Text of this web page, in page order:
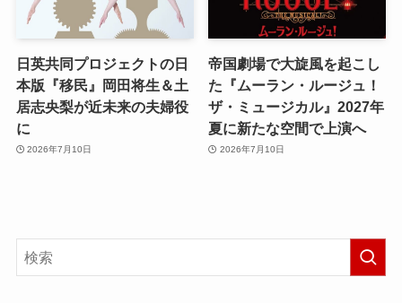
日英共同プロジェクトの日
本版『移民』岡田将生＆土
居志央梨が近未来の夫婦役
に
2026年7月10日
帝国劇場で大旋風を起こし
た『ムーラン・ルージュ！
ザ・ミュージカル』2027年
夏に新たな空間で上演へ
2026年7月10日